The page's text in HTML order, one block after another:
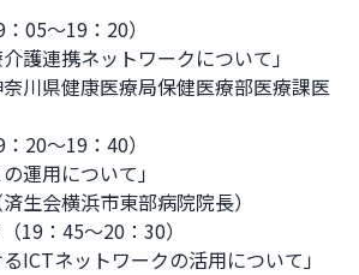
05～19：20）
護連携ネットワークについて」
川県健康医療局保健医療部医療課医
20～19：40）
運用について」
生会横浜市東部病院院長）
19：45～20：30）
ICTネットワークの活用について」